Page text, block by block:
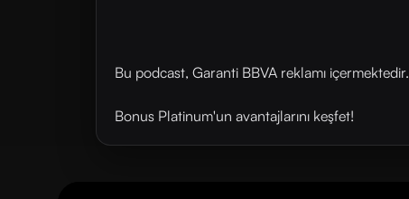
Bu podcast, Garanti BBVA reklamı içermektedir.
Bonus Platinum'un avantajlarını ⁠⁠⁠⁠⁠⁠⁠keşfet⁠⁠⁠⁠⁠⁠⁠!